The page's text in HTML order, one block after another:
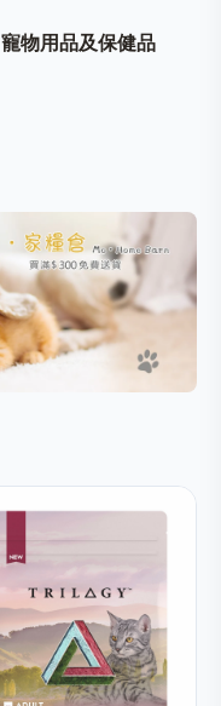
寵物用品及保健品